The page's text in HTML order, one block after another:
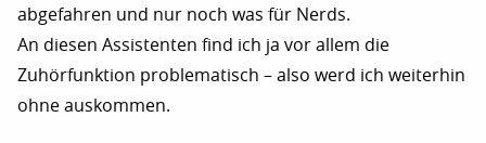
abgefahren und nur noch was für Nerds.
An diesen Assistenten find ich ja vor allem die
Zuhörfunktion problematisch – also werd ich weiterhin
ohne auskommen.